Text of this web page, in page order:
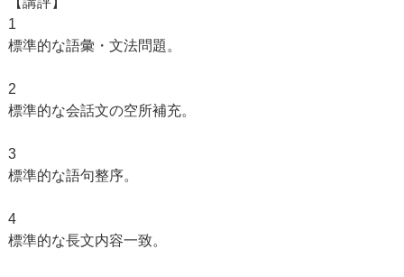
1
標準的な語彙・文法問題。
2
標準的な会話文の空所補充。
3
標準的な語句整序。
4
標準的な長文内容一致。